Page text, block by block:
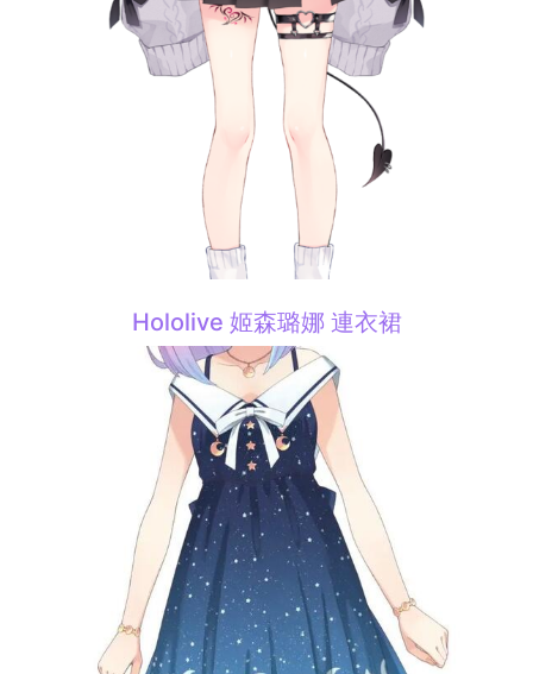
Hololive 姬森璐娜 連衣裙